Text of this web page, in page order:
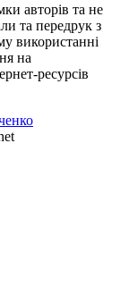
авторів та не
та передрук з
використанні
на
ресурсів